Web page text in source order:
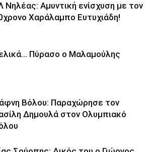
Νηλέας: Αμυντική ενίσχυση με τον
Χαράλαμπο Ευτυχιάδη!
Πύρασο ο Μαλαμούλης
Βόλου: Παραχώρησε τον
Δημουλά στον Ολυμπιακό